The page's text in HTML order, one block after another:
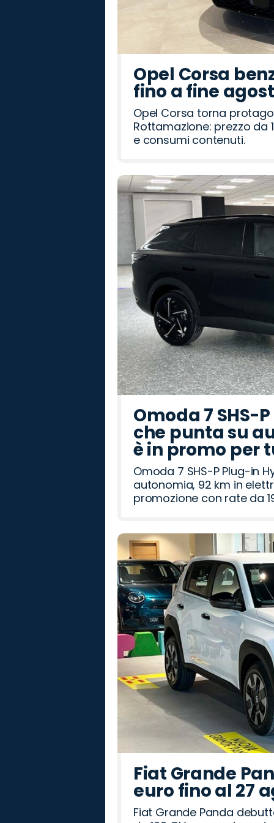
Opel Corsa
fino a fine
Opel Corsa torna
Rottamazione: prezzo da
e consumi contenuti.
Omoda 7 SHS-
che punta su
è in promo per
Omoda 7 SHS-P Plug-in
autonomia, 92 km in
promozione con rate da
Fiat Grande
euro fino al 27
Fiat Grande Panda